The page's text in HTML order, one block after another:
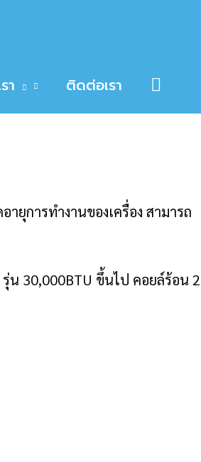
า ติดต่อเรา
ยุการทำงานของเครื่อง สามารถ
น 30,000BTU ขึ้นไป คอยล์ร้อน 2